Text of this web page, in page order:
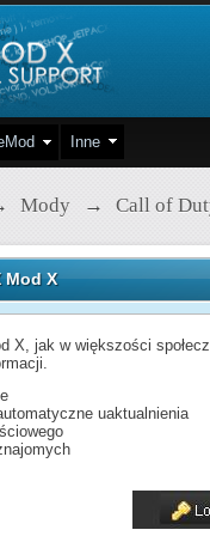
Inne
Mody → Call of
Mod X
X, jak w większości
uaktualnienia